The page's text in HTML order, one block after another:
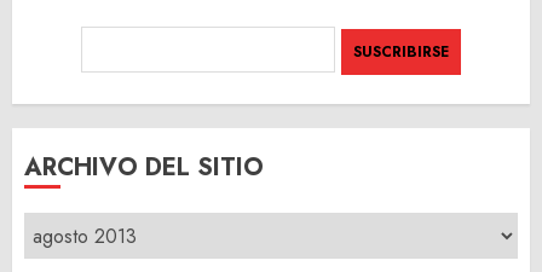
ARCHIVO DEL SITIO
ARCHIVO
DEL